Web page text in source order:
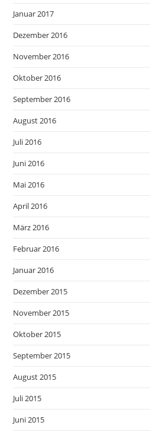
Januar 2017
Dezember 2016
November 2016
Oktober 2016
September 2016
August 2016
Juli 2016
Juni 2016
Mai 2016
April 2016
März 2016
Februar 2016
Januar 2016
Dezember 2015
November 2015
Oktober 2015
September 2015
August 2015
Juli 2015
Juni 2015